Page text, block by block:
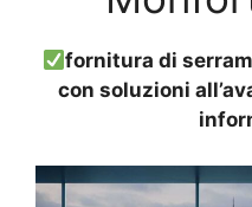
fornitura di
con soluzioni